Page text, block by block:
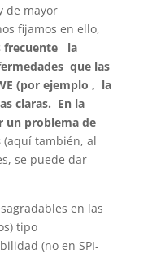
de mayor
fijamos en ello,
frecuente la
que las
(por ejemplo , la
claras. En la
un problema de
(aquí también, al
se puede dar
en las
tipo
(no en SPI-